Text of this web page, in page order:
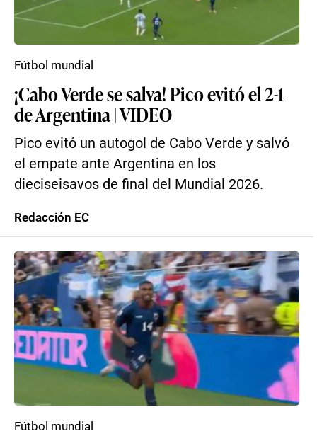
¡Cabo Verde se salva! Pico evitó el 2-1
de Argentina | VIDEO
Pico evitó un autogol de Cabo Verde y salvó
el empate ante Argentina en los
dieciseisavos de final del Mundial 2026.
Fútbol mundial
Redacción EC
Fútbol mundial